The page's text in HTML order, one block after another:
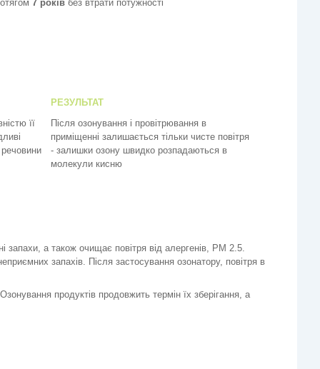
7 років без втрати потужності
її
РЕЗУЛЬТАТ
Після озонування і провітрювання в
приміщенні залишається тільки чисте повітря
- залишки озону швидко розпадаються в
молекули кисню
запахи, а також очищає повітря від алергенів, PM 2.5.
запахів. Після застосування озонатору, повітря в
продуктів продовжить термін їх зберігання, а